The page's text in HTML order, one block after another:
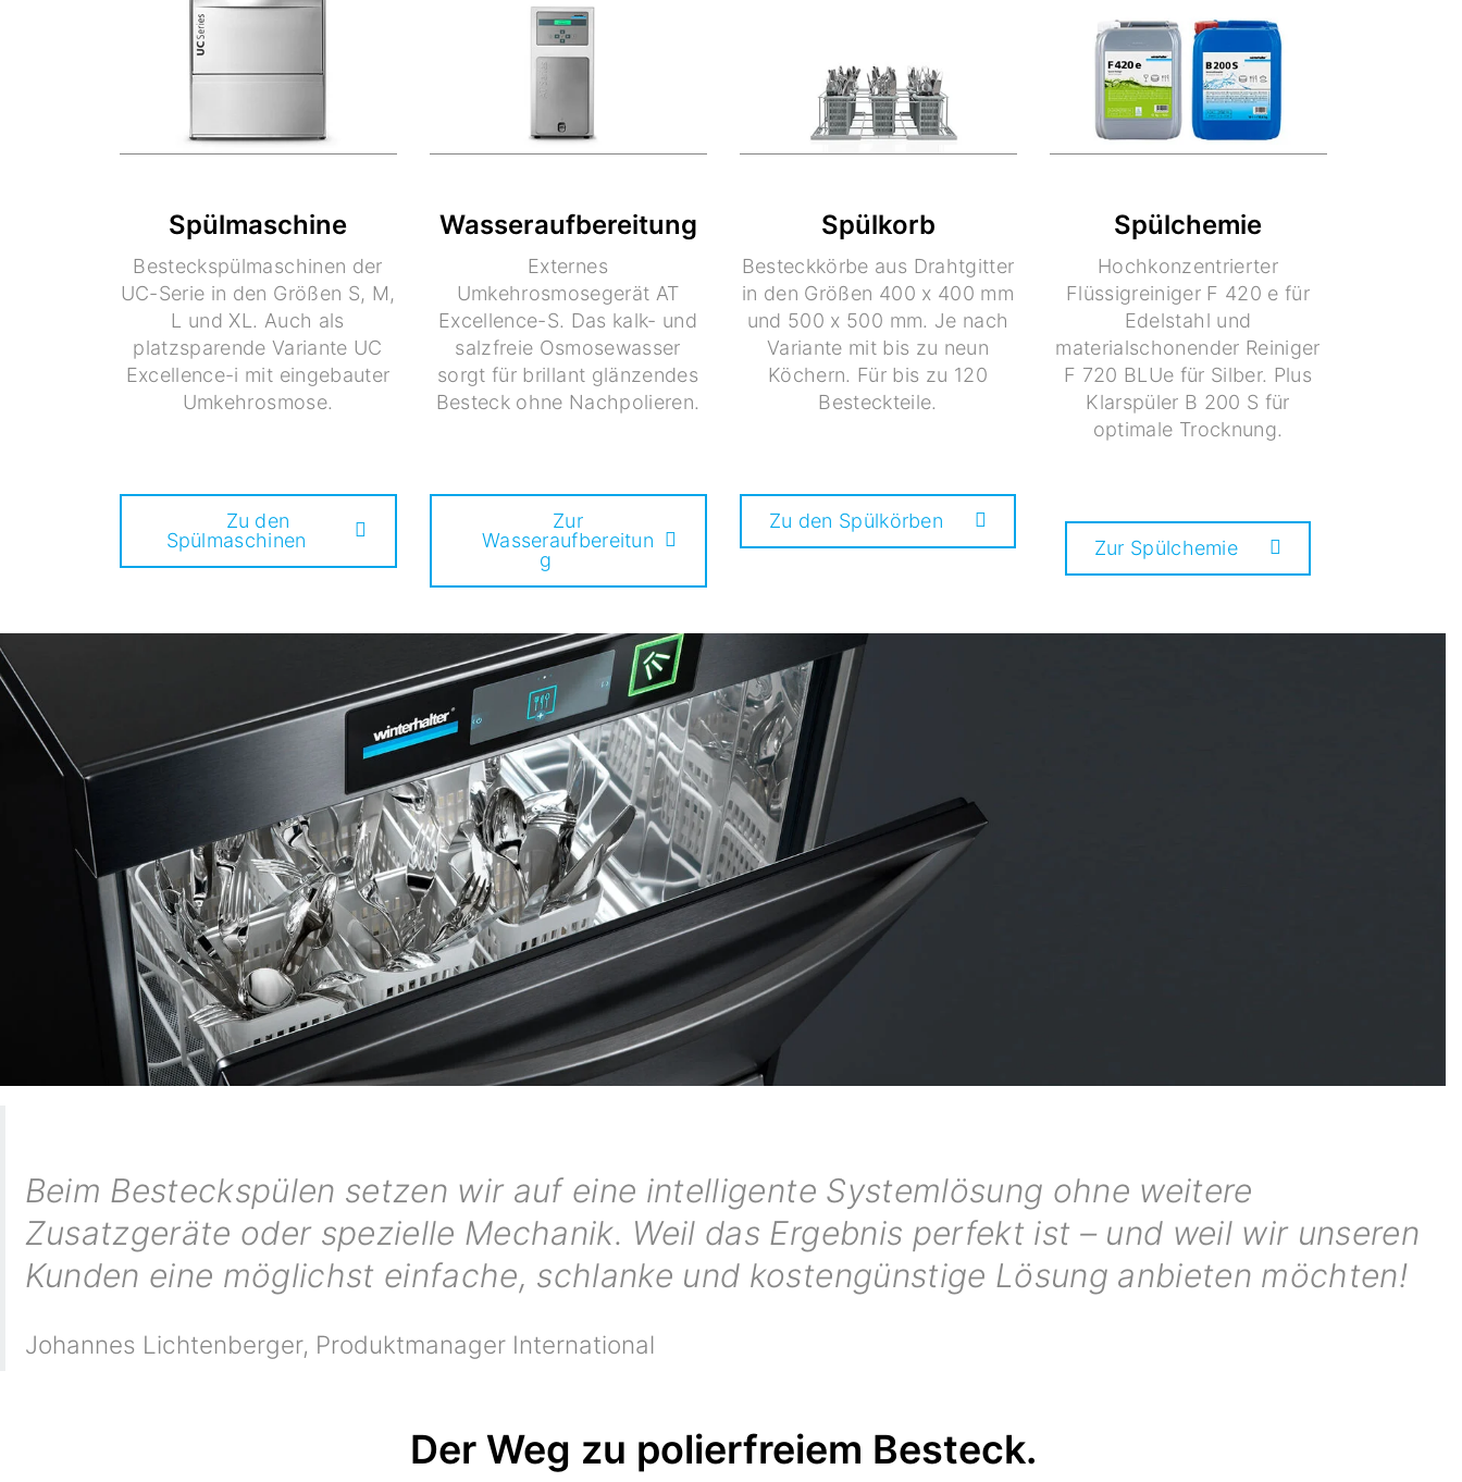
Spülmaschine
Besteckspülmaschinen der
UC-Serie in den Größen S, M,
L und XL. Auch als
platzsparende Variante UC
Excellence-i mit eingebauter
Umkehrosmose.
Zu den
Spülmaschinen
Wasseraufbereitung
Externes
Umkehrosmosegerät AT
Excellence-S. Das kalk- und
salzfreie Osmosewasser
sorgt für brillant glänzendes
Besteck ohne Nachpolieren.
Zur
Wasseraufbereitun
g
Spülkorb
Besteckkörbe aus Drahtgitter
in den Größen 400 x 400 mm
und 500 x 500 mm. Je nach
Variante mit bis zu neun
Köchern. Für bis zu 120
Besteckteile.
Zu den Spülkörben
Spülchemie
Hochkonzentrierter
Flüssigreiniger F 420 e für
Edelstahl und
materialschonender Reiniger
F 720 BLUe für Silber. Plus
Klarspüler B 200 S für
optimale Trocknung.
Zur Spülchemie
Beim Besteckspülen setzen wir auf eine intelligente Systemlösung ohne weitere
Zusatzgeräte oder spezielle Mechanik. Weil das Ergebnis perfekt ist – und weil wir unseren
Kunden eine möglichst einfache, schlanke und kostengünstige Lösung anbieten möchten!
Johannes Lichtenberger, Produktmanager International
Der Weg zu polierfreiem Besteck.